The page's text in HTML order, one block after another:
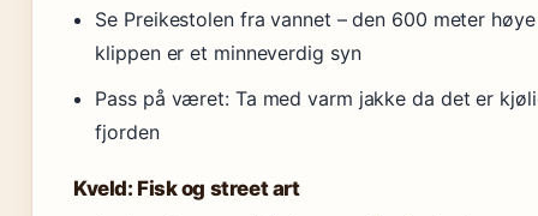
Se Preikestolen fra vannet – den 600 meter høye
klippen er et minneverdig syn
Pass på været: Ta med varm jakke da det er
fjorden
Kveld: Fisk og street art